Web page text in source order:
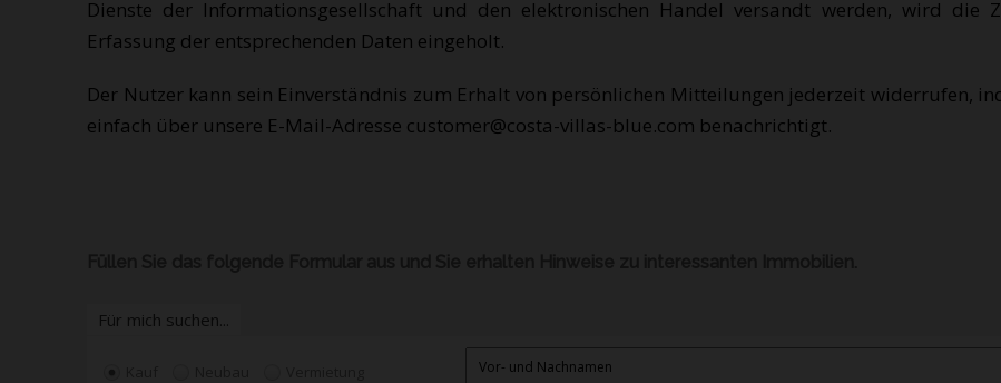
Dienste der Informationsgesellschaft und den elektronischen Handel versandt werden, wird
Erfassung der entsprechenden Daten eingeholt.
Der Nutzer kann sein Einverständnis zum Erhalt von persönlichen Mitteilungen jederzeit widerrufen,
einfach über unsere E-Mail-Adresse customer@costa-villas-blue.com benachrichtigt.
Für mich suchen...